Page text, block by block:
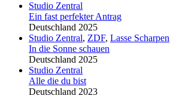
Studio Zentral
Ein fast perfekter Antrag
Deutschland 2025
Studio Zentral, ZDF, Lasse Scharpen
In die Sonne schauen
Deutschland 2025
Studio Zentral
Alle die du bist
Deutschland 2023